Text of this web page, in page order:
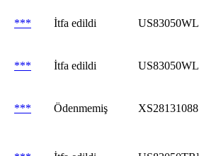
*** İtfa edildi
*** İtfa edildi
*** Ödenmemiş